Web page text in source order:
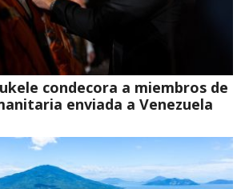
condecora a miembros de
enviada a Venezuela